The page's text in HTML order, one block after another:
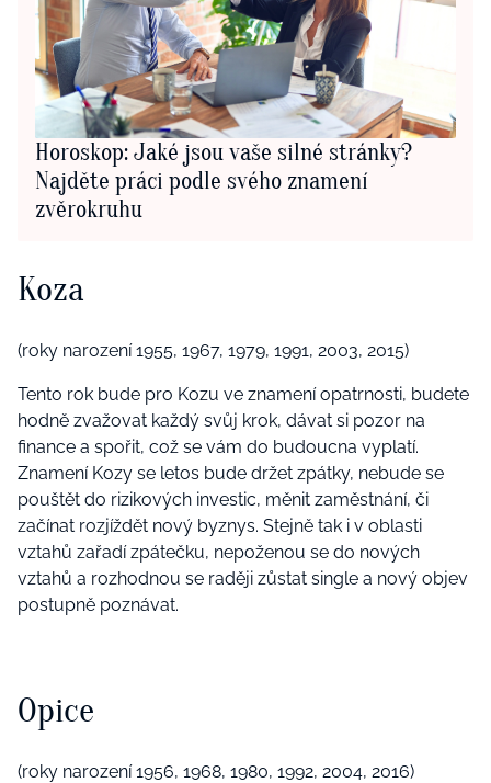
Horoskop: Jaké jsou vaše silné stránky?
Najděte práci podle svého znamení
zvěrokruhu
Koza
(roky narození 1955, 1967, 1979, 1991, 2003, 2015)
Tento rok bude pro Kozu ve znamení opatrnosti, budete
hodně zvažovat každý svůj krok, dávat si pozor na
finance a spořit, což se vám do budoucna vyplatí.
Znamení Kozy se letos bude držet zpátky, nebude se
pouštět do rizikových investic, měnit zaměstnání, či
začínat rozjíždět nový byznys. Stejně tak i v oblasti
vztahů zařadí zpátečku, nepoženou se do nových
vztahů a rozhodnou se raději zůstat single a nový objev
postupně poznávat.
Opice
(roky narození 1956, 1968, 1980, 1992, 2004, 2016)